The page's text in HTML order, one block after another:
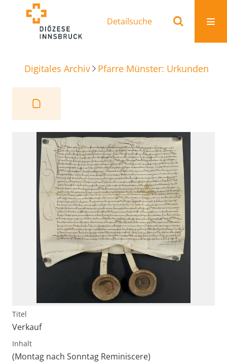
Detailsuche
Digitales Archiv Pfarre Münster: Urkunden
Titel
Verkauf
Inhalt
(Montag nach Sonntag Reminiscere)